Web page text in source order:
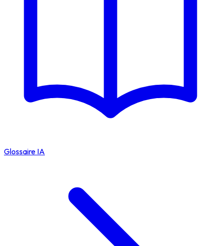
Glossaire IA